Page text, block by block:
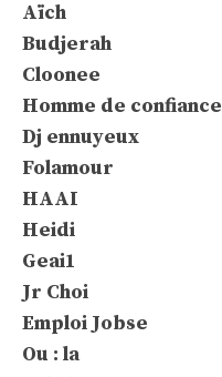
Aïch
Budjerah
Cloonee
Homme de confiance
Dj ennuyeux
Folamour
HAAI
Heidi
Geai1
Jr Choi
Emploi Jobse
Ou : la